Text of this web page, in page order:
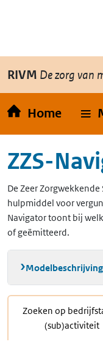
Overslaan en naar de
RIVM De zorg van
Home
ZZS-
De Zeer
hulpmiddel voor
Navigator toont bij
of geëmitteerd.
Modelbeschrijving
Zoeken op
(sub)activiteit